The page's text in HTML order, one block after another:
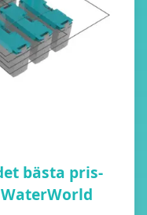
bästa pris-